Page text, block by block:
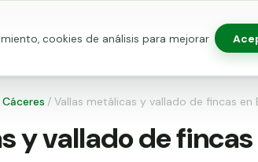
cookies de análisis para mejorar
Cáceres / Vallas metálicas y vallado de fincas en
y vallado de fincas